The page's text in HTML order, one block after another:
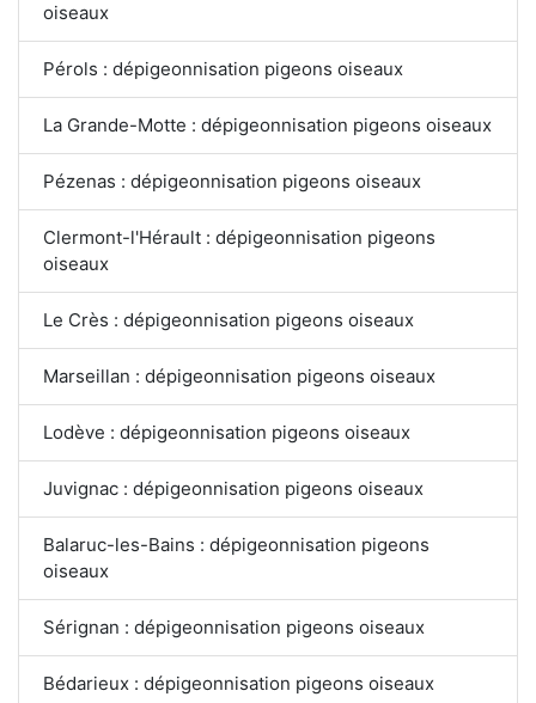
oiseaux
Pérols : dépigeonnisation pigeons oiseaux
La Grande-Motte : dépigeonnisation pigeons oiseaux
Pézenas : dépigeonnisation pigeons oiseaux
Clermont-l'Hérault : dépigeonnisation pigeons
oiseaux
Le Crès : dépigeonnisation pigeons oiseaux
Marseillan : dépigeonnisation pigeons oiseaux
Lodève : dépigeonnisation pigeons oiseaux
Juvignac : dépigeonnisation pigeons oiseaux
Balaruc-les-Bains : dépigeonnisation pigeons
oiseaux
Sérignan : dépigeonnisation pigeons oiseaux
Bédarieux : dépigeonnisation pigeons oiseaux